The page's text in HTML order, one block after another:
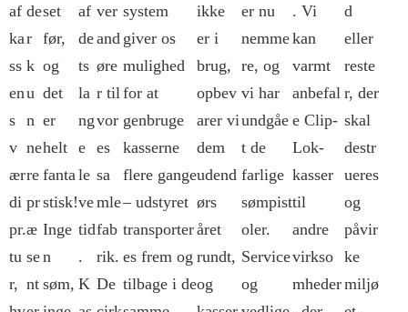
af
ka
ss
en
s
v
ær
di
pr.
tu
r,
de
r
k
u
n
ne
re
pr
æ
se
nt
set
før,
og
det
er
helt
fanta
stisk!
Inge
n
søm,
af
de
ts
la
ng
e
le
ve
tid
.
K
ver
and
øre
r til
vor
es
sa
mle
fab
rik.
De
system
giver os
mulighed
for at
genbruge
kasserne
flere gange
– udstyret
transporter
es frem og
tilbage i de
ikke
er i
brug,
opbev
arer vi
dem
udend
ørs
året
rundt,
og
er nu
nemme
re, og
vi har
undgåe
t de
farlige
sømpist
oler.
Service
og
. Vi
kan
varmt
anbefal
e Clip-
Lok-
kasser
til
andre
virkso
mheder
d
eller
reste
r, der
skal
destr
ueres
og
påvir
ke
miljø